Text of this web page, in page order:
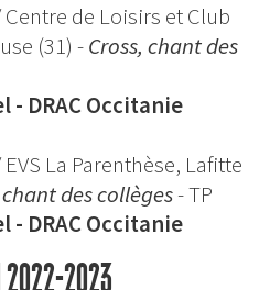
Centre de Loisirs et Club
(31) -Cross, chant des
DRAC Occitanie
La Parenthèse, Lafitte
chant des collèges- TP
DRAC Occitanie
2022-2023